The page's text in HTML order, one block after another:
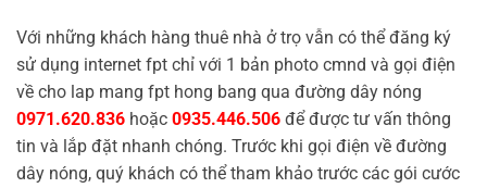
Với những khách hàng thuê nhà ở trọ vẫn có thể đăng ký
sử dụng internet fpt chỉ với 1 bản photo cmnd và gọi điện
về cho lap mang fpt hong bang qua đường dây nóng
0971.620.836 hoặc 0935.446.506 để được tư vấn thông
tin và lắp đặt nhanh chóng. Trước khi gọi điện về đường
dây nóng, quý khách có thể tham khảo trước các gói cước